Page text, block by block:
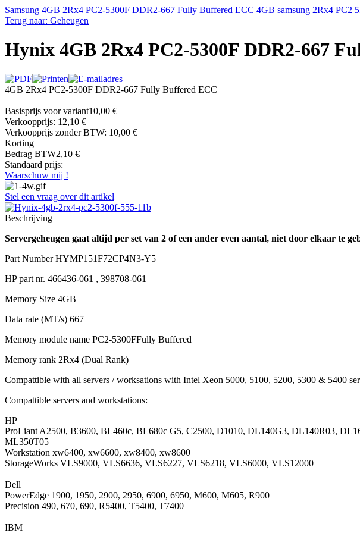
Samsung 4GB 2Rx4 PC2-5300F DDR2-667 Fully Buffered ECC 4GB samsung 2Rx4 PC2
Terug naar: Geheugen
Hynix 4GB 2Rx4 PC2-5300F DDR2-667
4GB 2Rx4 PC2-5300F DDR2-667 Fully Buffered ECC
Basisprijs voor variant10,00 €
Verkoopprijs: 12,10 €
Verkoopprijs zonder BTW: 10,00 €
Korting
Bedrag BTW2,10 €
Standaard prijs:
Waarschuw mij !
Stel een vraag over dit artikel
Beschrijving
Servergeheugen gaat altijd per set van 2 of een ander even aantal, niet door elkaar te
Part Number HYMP151F72CP4N3-Y5
HP part nr. 466436-061 , 398708-061
Memory Size 4GB
Data rate (MT/s) 667
Memory module name PC2-5300FFully Buffered
Memory rank 2Rx4 (Dual Rank)
Compattible with all servers / worksations with Intel Xeon 5000, 5100, 5200, 5300 & 5400
Compattible servers and workstations:
HP
ProLiant A2500, B3600, BL460c, BL680c G5, C2500, D1010, DL140G3, DL140R03,
ML350T05
Workstation xw6400, xw6600, xw8400, xw8600
StorageWorks VLS9000, VLS6636, VLS6227, VLS6218, VLS6000, VLS12000
Dell
PowerEdge 1900, 1950, 2900, 2950, 6900, 6950, M600, M605, R900
Precision 490, 670, 690, R5400, T5400, T7400
IBM